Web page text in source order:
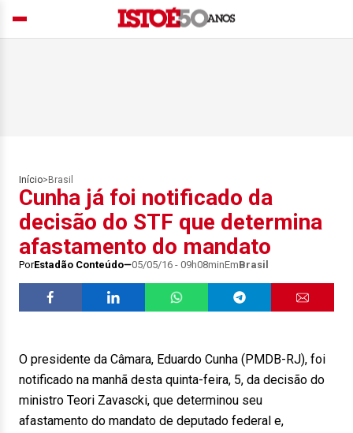
Início> Brasil
Cunha já foi notificado da
decisão do STF que determina
afastamento do mandato
PorEstadão Conteúdo 05/05/16 - 09h08minEmBrasil
O presidente da Câmara, Eduardo Cunha (PMDB-RJ), foi
notificado na manhã desta quinta-feira, 5, da decisão do
ministro Teori Zavascki, que determinou seu
afastamento do mandato de deputado federal e,